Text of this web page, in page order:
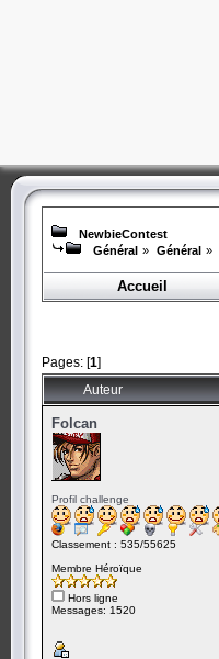
NewbieContest
Général » Général »
Accueil
Pages: [1]
Auteur
Folcan
Profil challenge
Classement : 535/55625
Membre Héroïque
Hors ligne
Messages: 1520